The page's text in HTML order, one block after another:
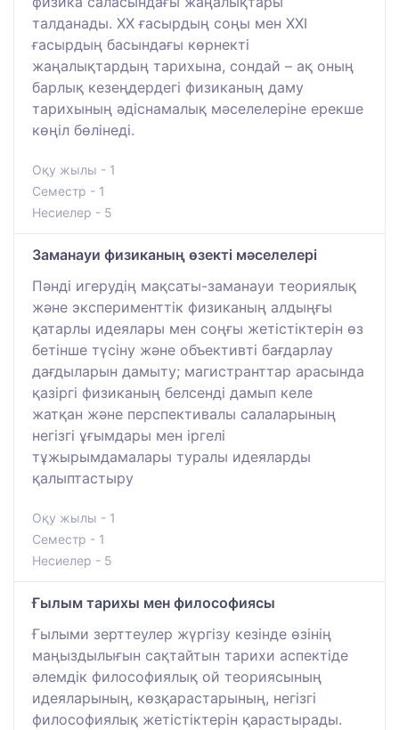
талданады. ХХ ғасырдың соңы мен ХХІ
ғасырдың басындағы көрнекті
жаңалықтардың тарихына, сондай – ақ оның
барлық кезеңдердегі физиканың даму
тарихының әдіснамалық мәселелеріне ерекше
көңіл бөлінеді.
Оқу жылы - 1
Семестр - 1
Несиелер - 5
Заманауи физиканың өзекті мәселелері
Пәнді игерудің мақсаты-заманауи теориялық
және эксперименттік физиканың алдыңғы
қатарлы идеялары мен соңғы жетістіктерін өз
бетінше түсіну және объективті бағдарлау
дағдыларын дамыту; магистранттар арасында
қазіргі физиканың белсенді дамып келе
жатқан және перспективалы салаларының
негізгі ұғымдары мен іргелі
тұжырымдамалары туралы идеяларды
қалыптастыру
Оқу жылы - 1
Семестр - 1
Несиелер - 5
Ғылым тарихы мен философиясы
Ғылыми зерттеулер жүргізу кезінде өзінің
маңыздылығын сақтайтын тарихи аспектіде
әлемдік философиялық ой теориясының
идеяларының, көзқарастарының, негізгі
философиялық жетістіктерін қарастырады.